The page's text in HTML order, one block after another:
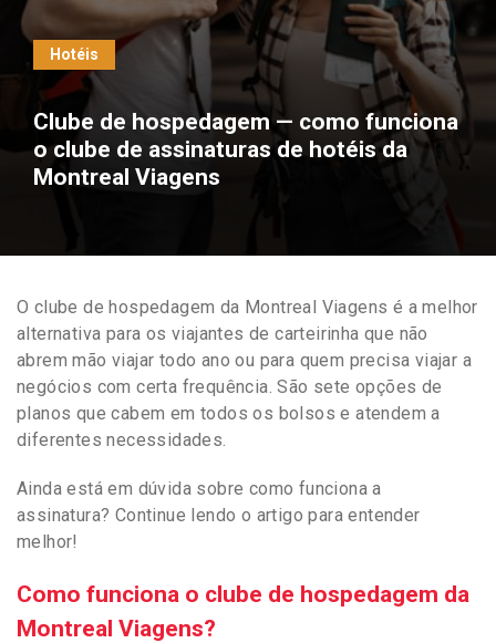
Hotéis
Clube de hospedagem — como funciona
o clube de assinaturas de hotéis da
Montreal Viagens
O clube de hospedagem da Montreal Viagens é a melhor
alternativa para os viajantes de carteirinha que não
abrem mão viajar todo ano ou para quem precisa viajar a
negócios com certa frequência. São sete opções de
planos que cabem em todos os bolsos e atendem a
diferentes necessidades.
Ainda está em dúvida sobre como funciona a
assinatura? Continue lendo o artigo para entender
melhor!
Como funciona o clube de hospedagem da
Montreal Viagens?